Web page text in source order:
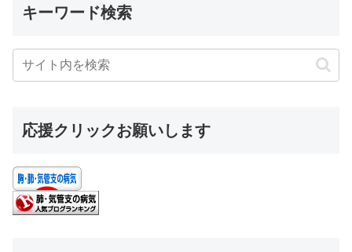
キーワード検索
応援クリックお願いします